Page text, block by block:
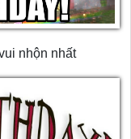
nhộn nhất